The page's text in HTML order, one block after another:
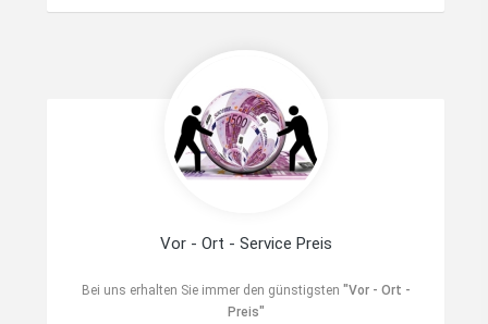
Vor - Ort - Service Preis
Bei uns erhalten Sie immer den günstigsten "Vor - Ort -
Preis"